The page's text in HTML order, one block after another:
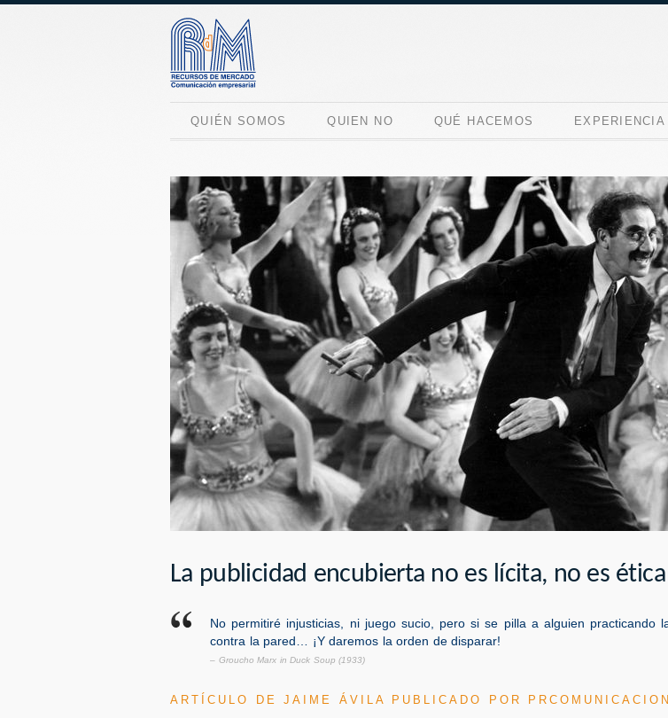
QUIÉN SOMOS QUIEN NO QUÉ HACEMOS EXPERIENCIA
La publicidad encubierta no es lícita, no es
No permitiré injusticias, ni juego sucio, pero si se pilla a alguien
contra la pared… ¡Y daremos la orden de disparar!
– Groucho Marx in Duck Soup (1933)
ARTÍCULO DE JAIME ÁVILA PUBLICADO POR